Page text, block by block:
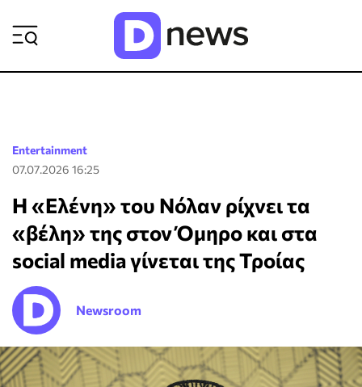
Entertainment
07.07.2026 16:25
Η «Ελένη» του Νόλαν ρίχνει τα
«βέλη» της στον Όμηρο και στα
social media γίνεται της Τροίας
Newsroom